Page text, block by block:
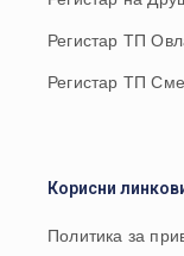
Регистар ТП
Регистар ТП
Корисни
Политика за